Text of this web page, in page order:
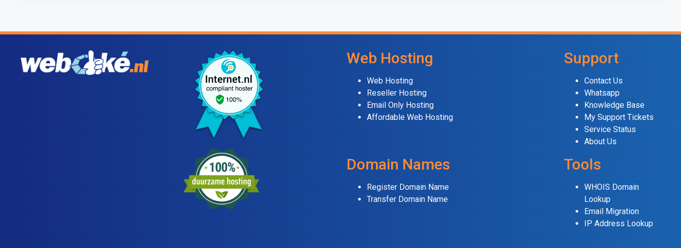
Web Hosting
Web Hosting
Reseller Hosting
Email Only Hosting
Affordable Web Hosting
Support
Contact Us
Whatsapp
Knowledge Base
My Support Tickets
Service Status
About Us
Domain Names
Register Domain Name
Transfer Domain Name
Tools
WHOIS Domain
Lookup
Email Migration
IP Address Lookup